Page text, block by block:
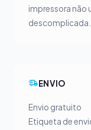
impressora não
descomplicada.
ENVIO
Envio gratuito
Etiqueta de